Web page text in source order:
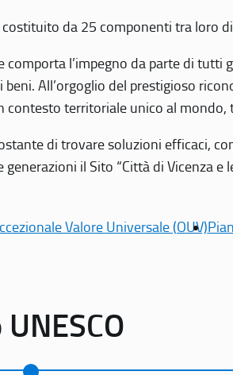
da 25 componenti tra loro
l’impegno da parte di
All’orgoglio del prestigioso
contesto territoriale unico al
di trovare soluzioni efficaci,
il Sito “Città di Vicenza
Valore Universale (OUV)